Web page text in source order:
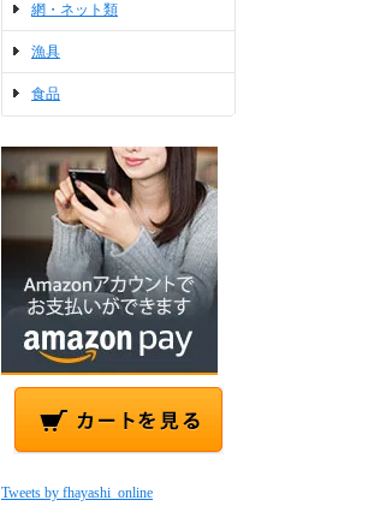
網・ネット類
漁具
食品
Tweets by fhayashi_online